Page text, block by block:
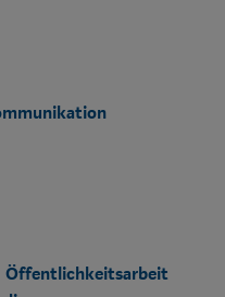
Öffentlichkeitsarbeit